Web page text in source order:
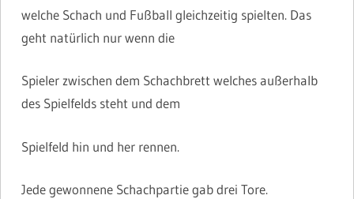
welche Schach und Fußball gleichzeitig spielten. Das
geht natürlich nur wenn die
Spieler zwischen dem Schachbrett welches außerhalb
des Spielfelds steht und dem
Spielfeld hin und her rennen.
Jede gewonnene Schachpartie gab drei Tore.